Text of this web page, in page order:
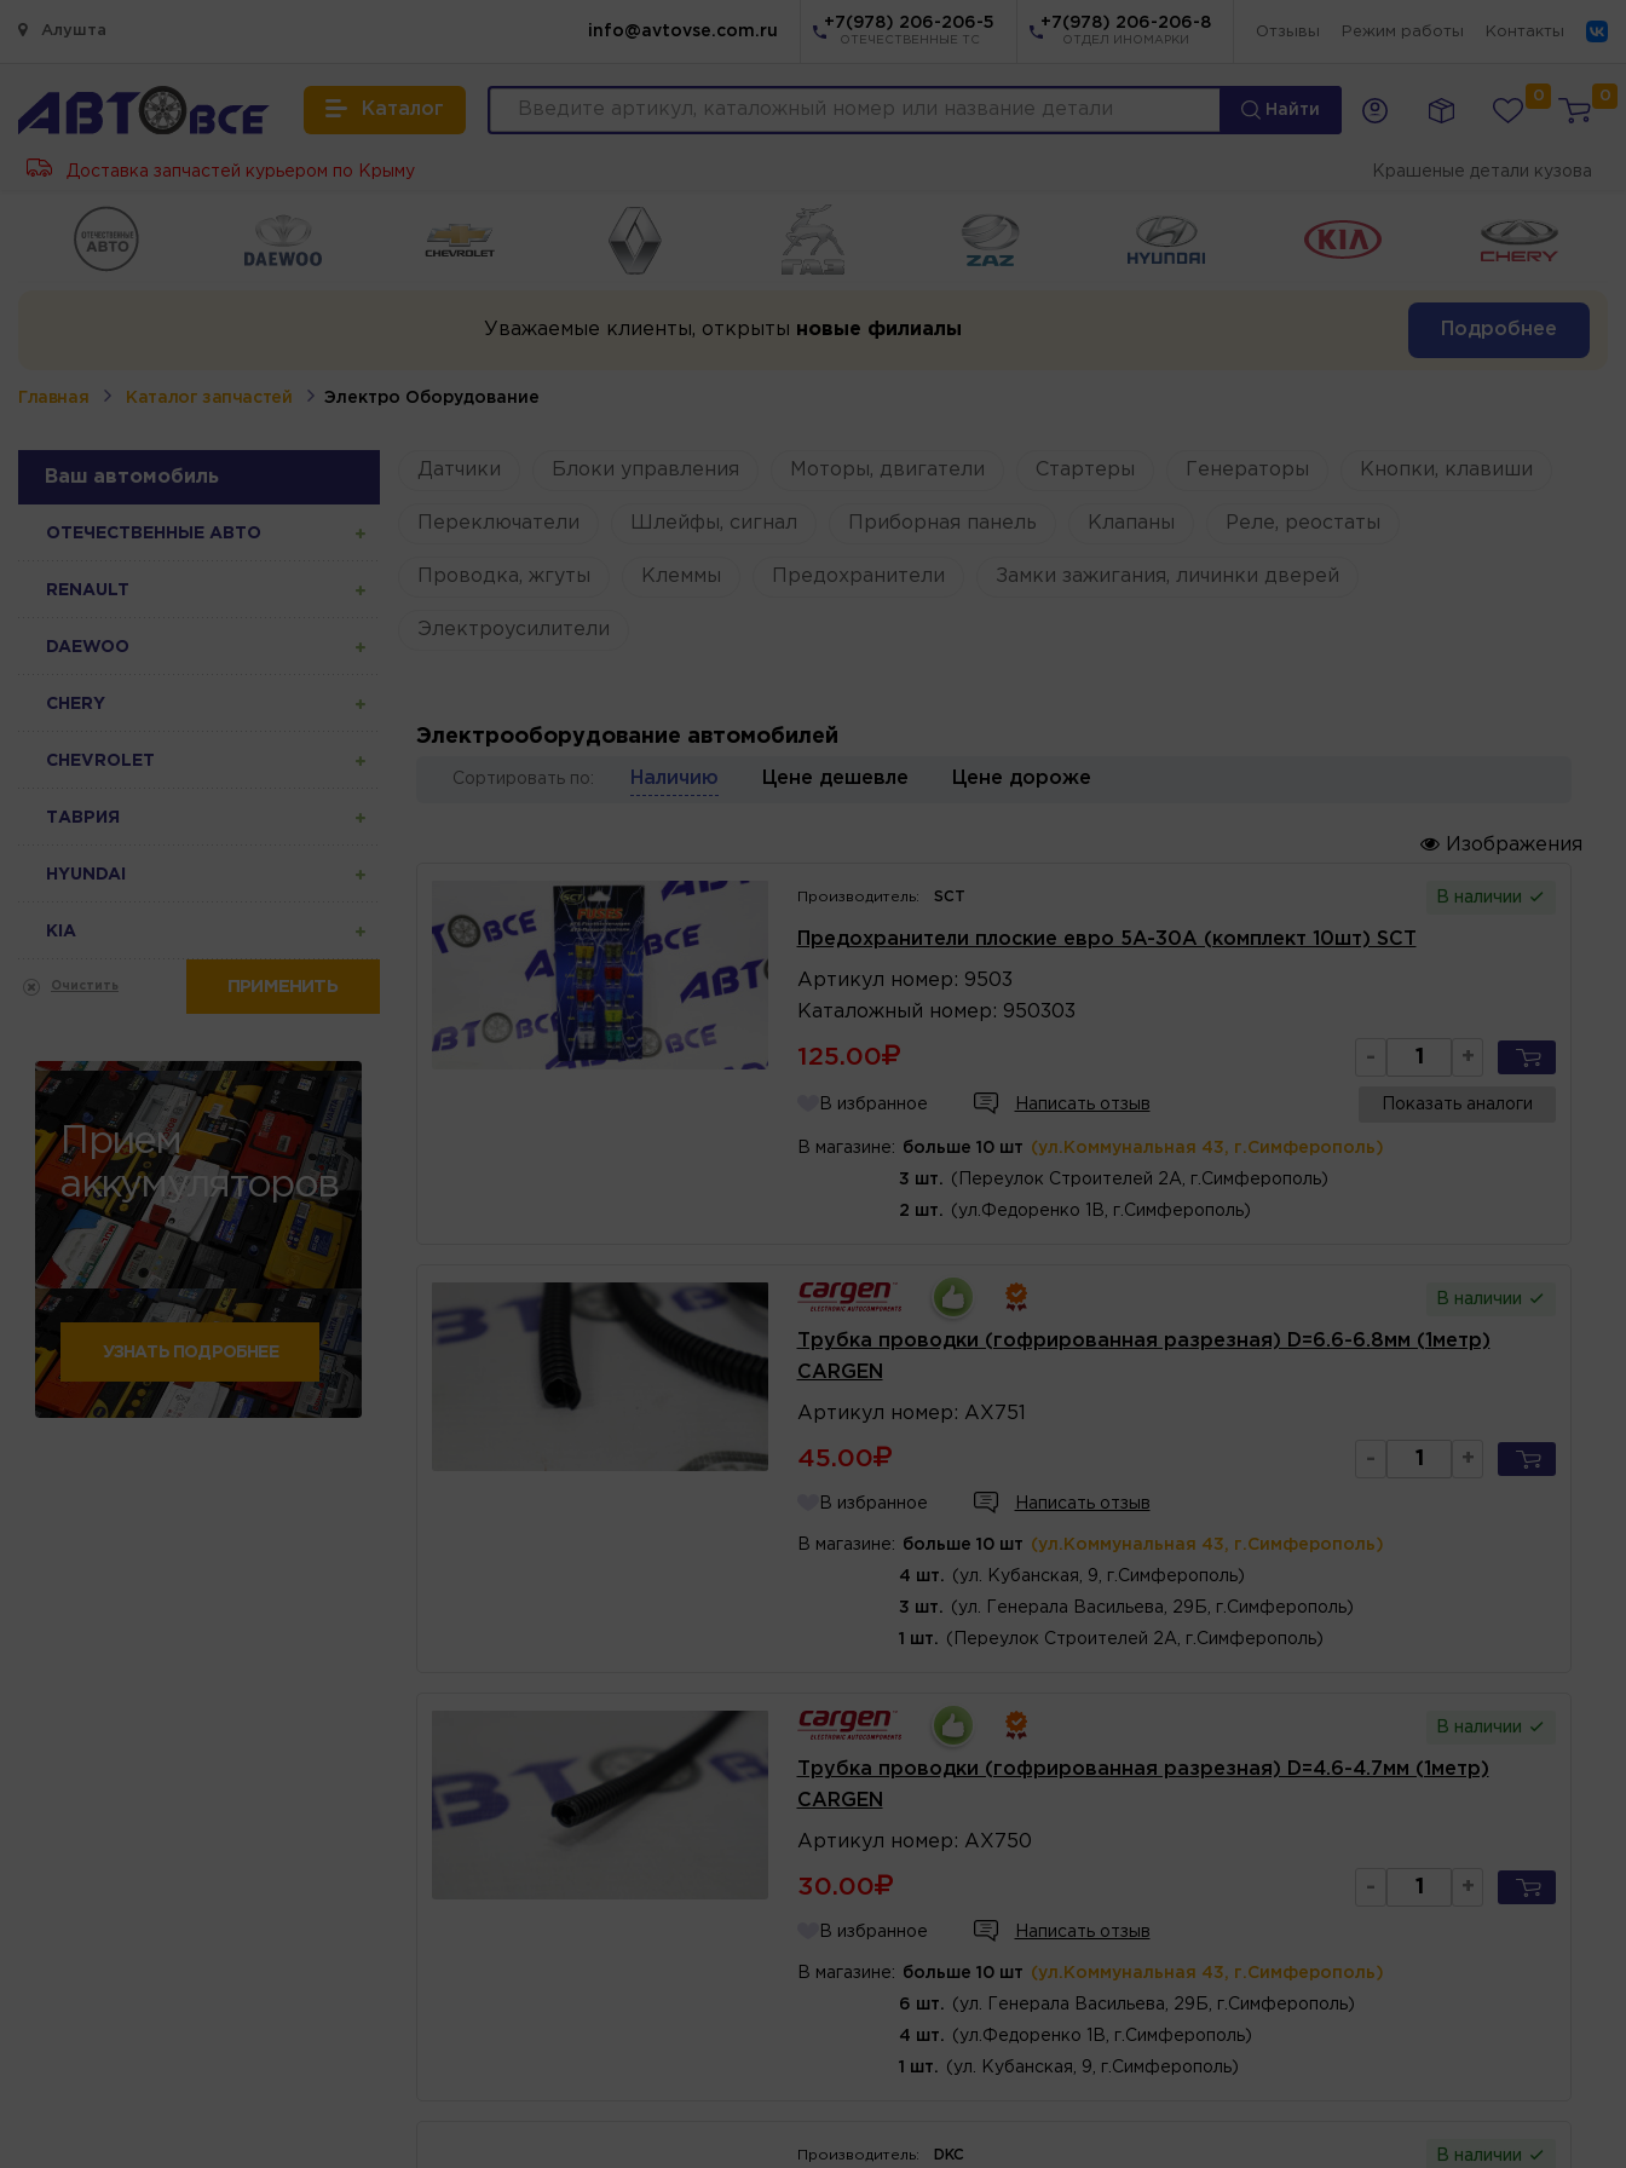
Алушта info@avtovse.com.ru
+7(978) 206-206-5
ОТЕЧЕСТВЕННЫЕ ТС
+7(978) 206-206-8
ОТДЕЛ ИНОМАРКИ
Отзывы Режим работы Контакты
Каталог Найти
0 0
Доставка запчастей курьером по Крыму Крашеные детали кузова
Уважаемые клиенты, открыты новые филиалы Подробнее
Главная Каталог запчастей Электро Оборудование
Ваш автомобиль
ОТЕЧЕСТВЕННЫЕ АВТО
RENAULT
DAEWOO
CHERY
CHEVROLET
ТАВРИЯ
HYUNDAI
KIA
Очистить ПРИМЕНИТЬ
Прием
аккумуляторов
УЗНАТЬ ПОДРОБНЕЕ
Датчики Блоки управления Моторы, двигатели Стартеры Генераторы Кнопки, клавиши
Переключатели Шлейфы, сигнал Приборная панель Клапаны Реле, реостаты
Проводка, жгуты Клеммы Предохранители Замки зажигания, личинки дверей
Электроусилители
Электрооборудование автомобилей
Сортировать по: Наличию Цене дешевле Цене дороже
Изображения
Производитель: SCT В наличии
Предохранители плоские евро 5A-30A (комплект 10шт) SCT
Артикул номер : 9503
Каталожный номер : 950303
125.00 - +
В избранное Написать отзыв Показать аналоги
В магазине: больше 10 шт (ул.Коммунальная 43, г.Симферополь)
3 шт. (Переулок Строителей 2А, г.Симферополь)
2 шт. (ул.Федоренко 1В, г.Симферополь)
В наличии
Трубка проводки (гофрированная разрезная) D=6.6-6.8мм (1метр)
CARGEN
Артикул номер : AX751
45.00 - +
В избранное Написать отзыв
В магазине: больше 10 шт (ул.Коммунальная 43, г.Симферополь)
4 шт. (ул. Кубанская, 9, г.Симферополь)
3 шт. (ул. Генерала Васильева, 29Б, г.Симферополь)
1 шт. (Переулок Строителей 2А, г.Симферополь)
В наличии
Трубка проводки (гофрированная разрезная) D=4.6-4.7мм (1метр)
CARGEN
Артикул номер : AX750
30.00 - +
В избранное Написать отзыв
В магазине: больше 10 шт (ул.Коммунальная 43, г.Симферополь)
6 шт. (ул. Генерала Васильева, 29Б, г.Симферополь)
4 шт. (ул.Федоренко 1В, г.Симферополь)
1 шт. (ул. Кубанская, 9, г.Симферополь)
Производитель: DKC В наличии